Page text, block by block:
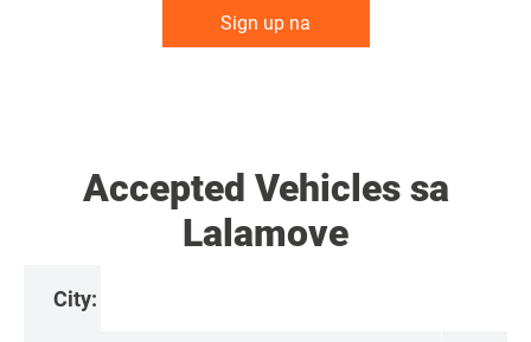
Sign up na
Accepted Vehicles sa
Lalamove
City: